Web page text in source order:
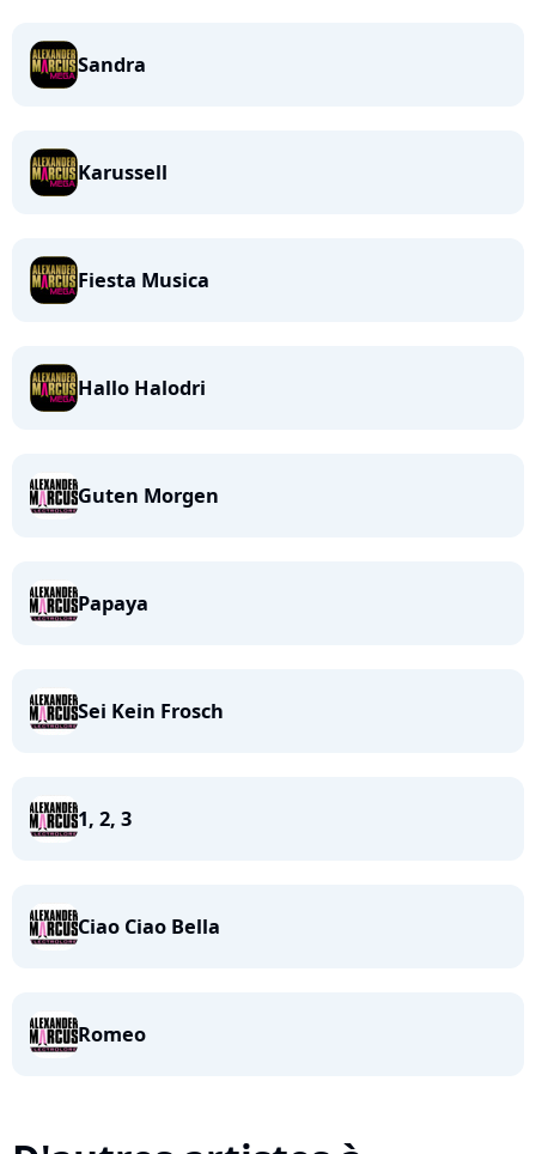
Sandra
Karussell
Fiesta Musica
Hallo Halodri
Guten Morgen
Papaya
Sei Kein Frosch
1, 2, 3
Ciao Ciao Bella
Romeo